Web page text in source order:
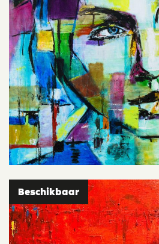
Beschikbaar